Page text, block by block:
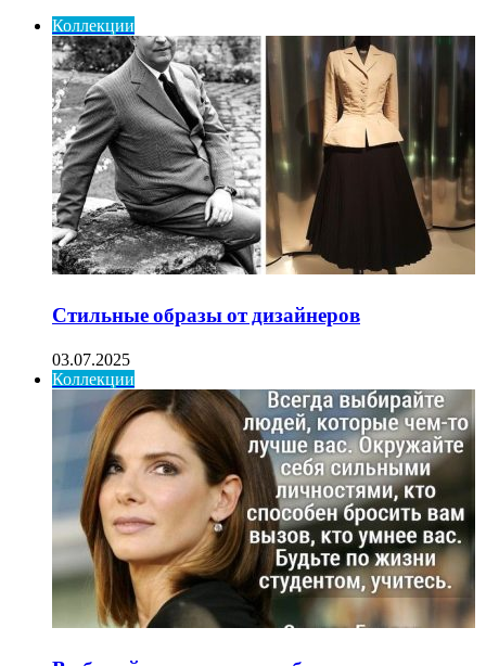
Коллекции
Стильные образы от дизайнеров
03.07.2025
Коллекции